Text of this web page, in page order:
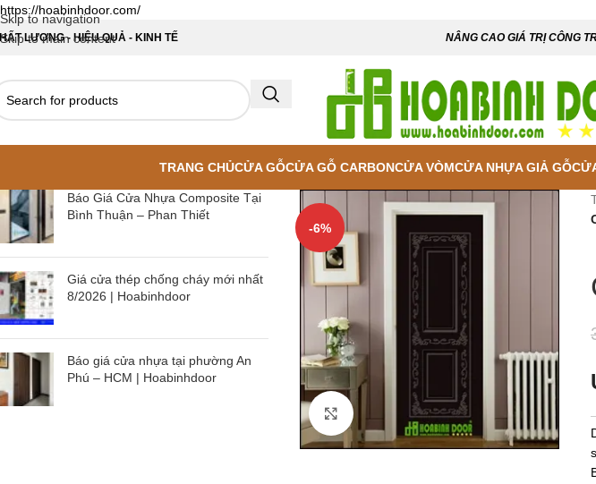
https://hoabinhdoor.com/
Skip to navigation
Skip to main content
LƯỢNG - HIỆU QUẢ - KINH TẾ NÂNG CAO GIÁ TRỊ CÔNG
TRANG CHỦCỬA GỖCỬA GỖ CARBONCỬA VÒMCỬA NHỰA GIẢ GỖ
Báo Giá Cửa Nhựa Composite Tại
Bình Thuận – Phan Thiết
Giá cửa thép chống cháy mới nhất
8/2026 | Hoabinhdoor
Báo giá cửa nhựa tại phường An
Phú – HCM | Hoabinhdoor
-6%
Click to enlarge